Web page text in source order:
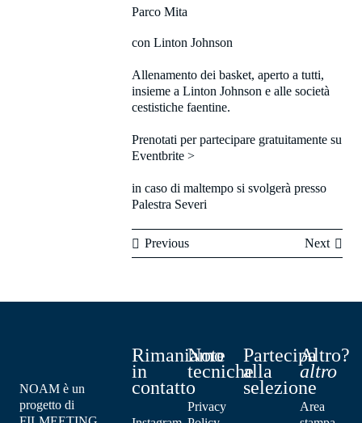
Parco Mita
con Linton Johnson
Allenamento dei basket, aperto a tutti,
insieme a Linton Johnson e alle società
cestistiche faentine.
Prenotati per partecipare gratuitamente su
Eventbrite >
in caso di maltempo si svolgerà presso
Palestra Severi
Previous Next
NOAM è un
progetto di
Rimaniamo
in
contatto
Note
tecniche
Privacy
Partecipa
alla
selezione
Altro?
altro
Area